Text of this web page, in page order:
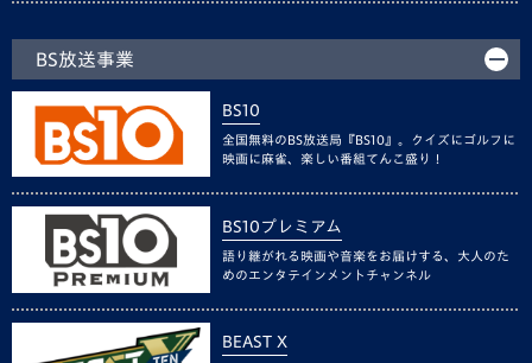
BS放送事業
BS10
全国無料のBS放送局『BS10』。クイズにゴルフに
映画に麻雀、楽しい番組てんこ盛り！
BS10プレミアム
語り継がれる映画や音楽をお届けする、大人のた
めのエンタテインメントチャンネル
BEAST X